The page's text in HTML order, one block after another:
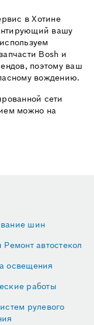
в Хотине
вашу
Bosh и
поэтому ваш
вождению.
сети
можно на
шин
автостекол
освещения
работы
рулевого